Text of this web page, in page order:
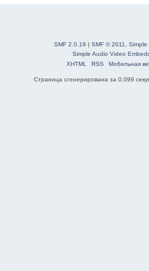
SMF 2.0.19 SMF © 2011, Simple
Simple Audio Video
XHTML
RSS Мобильная
Страница сгенерирована за 0.099